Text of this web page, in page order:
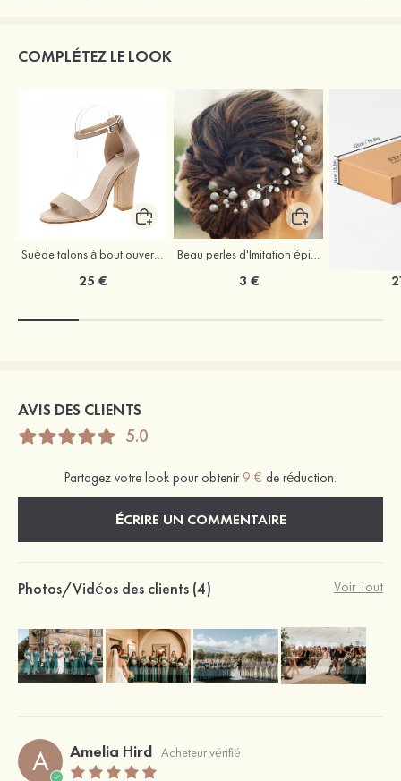
COMPLÉTEZ LE LOOK
Suède talons à bout ouvert sandales talon bottier chaussures pour les soirées
25 €
Beau perles d'Imitation épingles à cheveux coiffe
3 €
AVIS DES CLIENTS
5.0
Partagez votre look pour obtenir 9 € de réduction.
ÉCRIRE UN COMMENTAIRE
Photos/Vidéos des clients (4) Voir Tout
A Amelia Hird Acheteur vérifié